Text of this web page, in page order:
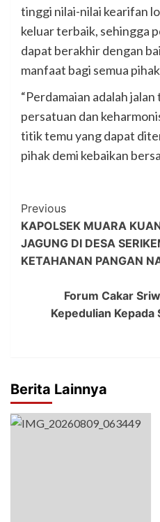
tinggi nilai-nilai kearifan
keluar terbaik, sehingga
dapat berakhir dengan
manfaat bagi semua
“Perdamaian adalah
persatuan dan
titik temu yang dapat
pihak demi kebaikan
Post
Navigation
Previous
KAPOLSEK MUARA
JAGUNG DI DESA
KETAHANAN PANGAN
Forum Cakar
Kepedulian Kepada
Berita Lainnya